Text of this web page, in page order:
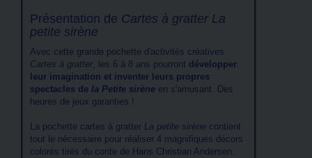
Présentation de Cartes à gratter La
petite sirène
Avec cette grande pochette d'activités créatives
Cartes à gratter, les 6 à 8 ans pourront développer
leur imagination et inventer leurs propres
spectacles de la Petite sirène en s'amusant. Des
heures de jeux garanties !
La pochette cartes à gratter La petite sirène contient
tout le nécessaire pour réaliser 4 magnifiques décors
colorés tirés du conte de Hans Christian Andersen.